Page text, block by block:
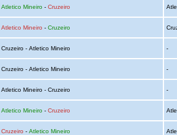
Atletico Mineiro- Cruzeiro
Atletico Mineiro - Cruzeiro
Cruzeiro - Atletico Mineiro -
Cruzeiro - Atletico Mineiro -
Atletico Mineiro - Cruzeiro -
Atletico Mineiro- Cruzeiro
Cruzeiro - Atletico Mineiro